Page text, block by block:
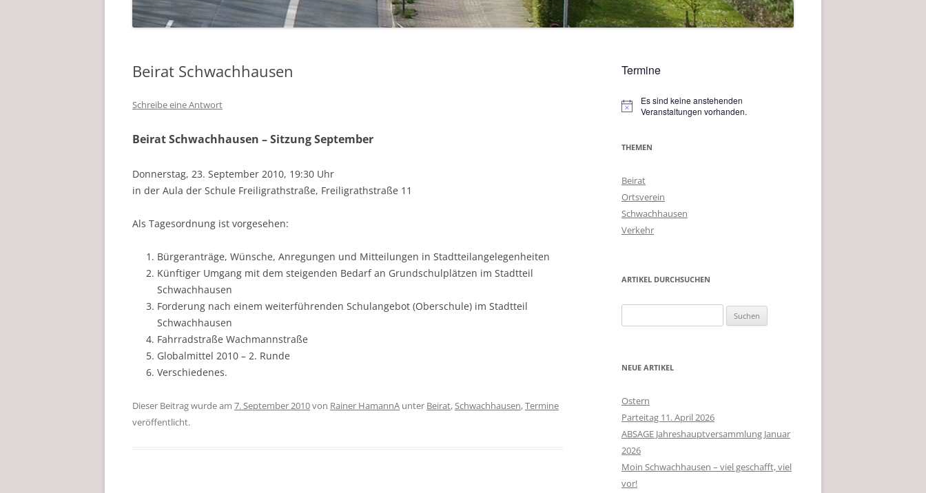
Beirat Schwachhausen
Schreibe eine Antwort
Beirat Schwachhausen – Sitzung September
Donnerstag, 23. September 2010, 19:30 Uhr
in der Aula der Schule Freiligrathstraße, Freiligrathstraße 11
Als Tagesordnung ist vorgesehen:
Bürgeranträge, Wünsche, Anregungen und Mitteilungen in Stadtteilangelegenheiten
Künftiger Umgang mit dem steigenden Bedarf an Grundschulplätzen im Stadtteil
Schwachhausen
Forderung nach einem weiterführenden Schulangebot (Oberschule) im Stadtteil
Schwachhausen
Fahrradstraße Wachmannstraße
Globalmittel 2010 – 2. Runde
Verschiedenes.
Dieser Beitrag wurde am 7. September 2010von Rainer HamannA unter Beirat,Schwachhausen,Termine
veröffentlicht.
Termine
Hinweis
Es sind keine anstehenden
Veranstaltungen vorhanden.
THEMEN
Beirat
Ortsverein
Schwachhausen
Verkehr
ARTIKEL DURCHSUCHEN
nach:
NEUE ARTIKEL
Ostern
Parteitag 11. April 2026
ABSAGE Jahreshauptversammlung Januar
2026
Moin Schwachhausen – viel geschafft, viel
vor!